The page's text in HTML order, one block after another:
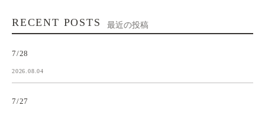
RECENT POSTS 最近の投稿
7/28
2026.08.04
7/27